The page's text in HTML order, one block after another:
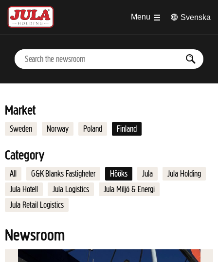
Jump to main content
Menu
Svenska
Market
Sweden Norway Poland Finland
Category
All G&K Blanks Fastigheter Hööks Jula
Jula Holding
Jula Hotell
Jula Logistics
Jula Miljö & Energi
Jula Retail Logistics
Newsroom